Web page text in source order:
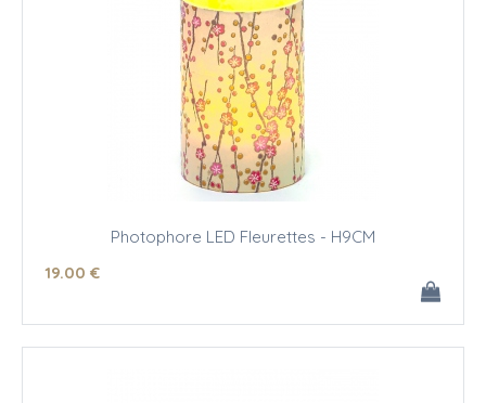
Photophore LED Fleurettes - H9CM
19.00 €